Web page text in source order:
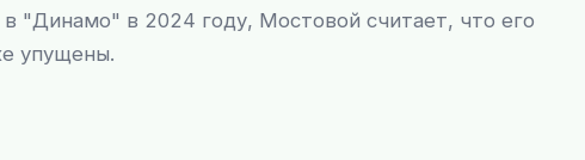
"Динамо" в 2024 году, Мостовой считает, что его
упущены.